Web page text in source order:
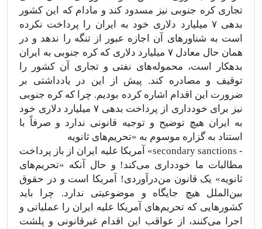
تجاری کره جنوبی نیز مسدود کند و مادام که این کشور
بدهی ۷ میلیارد دلاری خود به ایران را پرداخت نکرده
است به شناورهای آن اجازه عبور از تنگه را ندهد و در
همان حال معادل ۷ میلیارد دلاری که کره جنوبی به ایران
بدهکار است، محموله‌های نفتی و تجاری آن کشور را
توقیف و مصادره کند. پیش از این در یادداشتی بر
ضرورت این اقدام اشاره کرده بودیم. چرا که کره جنوبی
نیز برای خودداری از پرداخت بدهی ۷ میلیارد دلاری خود
به ایران هیچ توضیح و توجیه قانونی ندارد و صرفاً با
استناد به گزاره موسوم به «تحریم‌های ثانویه
- secondary sanctions» آمریکا علیه ایران از باز پرداخت
مطالبات ما خود‌داری می‌کند! و حال آنکه «تحریم‌های
ثانویه‌» یک قانون من‌درآوردی! آمریکا است و در حقوق
بین‌الملل هیچ جایگاه و موضوعیتی ندارد. چرا باید
کشورهایی که تحریم‌های آمریکا علیه ایران را عملیاتی و
اجرا می‌کنند، از عواقب این اقدام غیرقانونی و پلشت